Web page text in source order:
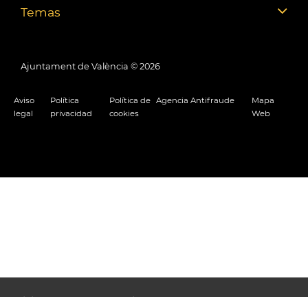
Temas
Ajuntament de València © 2026
Aviso
legal
Política
privacidad
Política de
cookies
Agencia Antifraude
Mapa
Web